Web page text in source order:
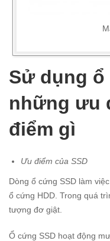
Sử dụng ổ
những ưu
điểm gì
Ưu điểm của SSD
Dòng ổ cứng SSD làm
ổ cứng HDD. Trong quá
tượng đơ giật.
Ổ cứng SSD hoạt động